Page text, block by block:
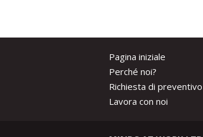
Pagina iniziale
Perché noi?
Richiesta di preventivo
Lavora con noi